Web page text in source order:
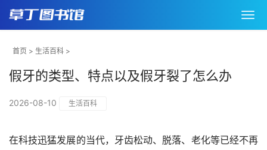
首页 > 生活百科 >
假牙的类型、特点以及假牙裂了怎么办
2026-08-10 生活百科
在科技迅猛发展的当代，牙齿松动、脱落、老化等已经不再